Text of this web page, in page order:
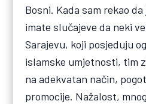
Bosni. Kada sam rekao
imate slučajeve da neki
Sarajevu, koji posjeduju
islamske umjetnosti, tim
na adekvatan način,
promocije. Nažalost,